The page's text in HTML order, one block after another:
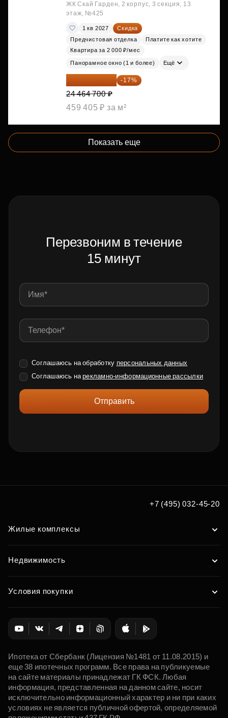
ЖК Скай Гарден, 2 корпус, 3 секция, 13
этаж, №425
1 кв 2027
Скидка
Предчистовая отделка
Платите как хотите
Квартира за 2 000 ₽/мес
Панорамное окно (1 и более) Ещё
20 305 701 ₽ -17%
24 464 700 ₽
459 405 ₽ за м²
Показать еще
Перезвоним в течение
15 минут
Соглашаюсь на обработку персональных данных
Соглашаюсь нарекламно-информационные рассылки
Отправить
+7 (495) 032-45-20
Жилые комплексы
Недвижимость
Условия покупки
Ипотека от Сбербанк (Лицензия №1481 от 11.08.2015) и
еще 38 ипотечных программ. Все права на публикуемые
на сайте материалы принадлежат ГК ФСК. Любая
информация, представленная на данном сайте, носит
исключительно информационный характер и ни при каких
условиях не является публичной офертой, определяемой